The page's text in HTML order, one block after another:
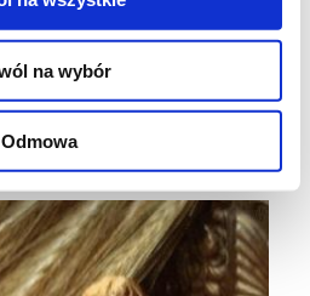
na wybór
Odmowa
pierwsze 5 minut w
zwiększyć temp. do 180
aż cebularze